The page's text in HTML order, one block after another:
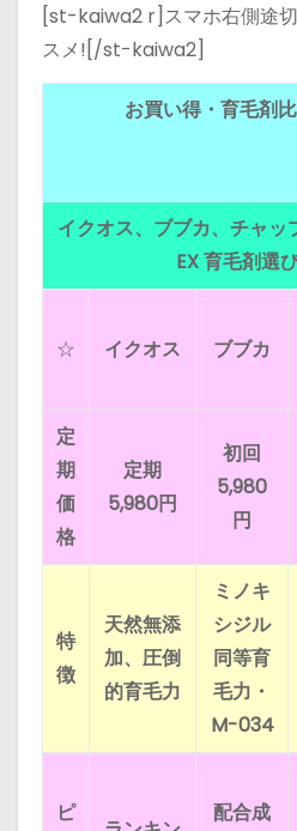
[st-kaiwa2 r]スマホ右側途
スメ![/st-kaiwa2]
お買い得・育毛剤
イクオス、ブブカ、チャ
EX 育毛剤選
☆ イクオス ブブカ
定
期
価
格
定期
5,980円
初回
5,980
円
特
徴
天然無添
加、圧倒
的育毛力
ミノキ
シジル
同等育
毛力・
M-034
ピ 配合成